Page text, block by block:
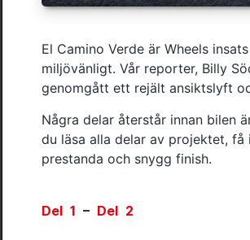
El Camino Verde är Wheels
miljövänligt. Vår reporter, Billy
genomgått ett rejält ansiktslyft
Några delar återstår innan bilen
du läsa alla delar av projektet,
prestanda och snygg finish.
Del 1 – Del 2